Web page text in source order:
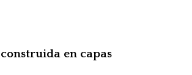
en capas